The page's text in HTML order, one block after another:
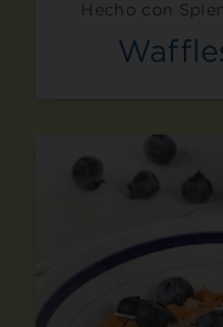
Hecho con